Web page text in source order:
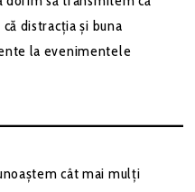
distracția și buna
la evenimentele
cât mai mulți